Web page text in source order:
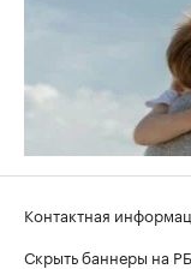
Контактная
Скрыть баннеры на